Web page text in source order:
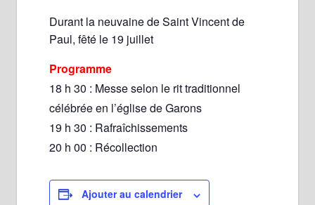
Durant la neuvaine de Saint Vincent de
Paul, fêté le 19 juillet
Programme
18 h 30 : Messe selon le rit traditionnel
célébrée en l’église de Garons
19 h 30 : Rafraîchissements
20 h 00 : Récollection
Ajouter au calendrier